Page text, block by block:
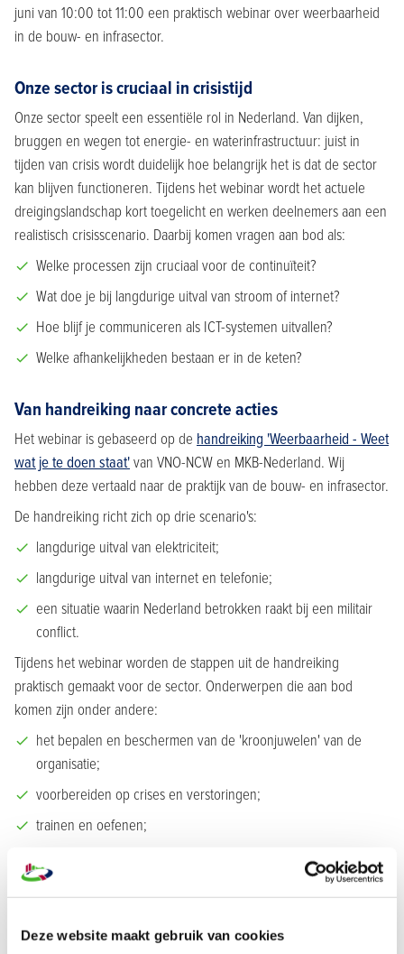
Deze website maakt gebruik van cookies
juni van 10:00 tot 11:00 een praktisch webinar over weerbaarheid
in de bouw- en infrasector.
Onze sector is cruciaal in crisistijd
Onze sector speelt een essentiële rol in Nederland. Van dijken,
bruggen en wegen tot energie- en waterinfrastructuur: juist in
tijden van crisis wordt duidelijk hoe belangrijk het is dat de sector
kan blijven functioneren. Tijdens het webinar wordt het actuele
dreigingslandschap kort toegelicht en werken deelnemers aan een
realistisch crisisscenario. Daarbij komen vragen aan bod als:
Welke processen zijn cruciaal voor de continuïteit?
Wat doe je bij langdurige uitval van stroom of internet?
Hoe blijf je communiceren als ICT-systemen uitvallen?
Welke afhankelijkheden bestaan er in de keten?
Van handreiking naar concrete acties
Het webinar is gebaseerd op de handreiking 'Weerbaarheid - Weet
wat je te doen staat'van VNO-NCW en MKB-Nederland. Wij
hebben deze vertaald naar de praktijk van de bouw- en infrasector.
De handreiking richt zich op drie scenario's:
langdurige uitval van elektriciteit;
langdurige uitval van internet en telefonie;
een situatie waarin Nederland betrokken raakt bij een militair
conflict.
Tijdens het webinar worden de stappen uit de handreiking
praktisch gemaakt voor de sector. Onderwerpen die aan bod
komen zijn onder andere:
het bepalen en beschermen van de 'kroonjuwelen' van de
organisatie;
voorbereiden op crises en verstoringen;
trainen en oefenen;
herstellen en leren na afloop.
de weerbaarheid van hun organisatie te versterken.